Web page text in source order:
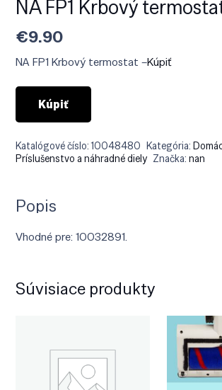
NA FP1 Krbový
€9.90
NA FP1 Krbový termostat –Kúpiť
Kúpiť
Katalógové číslo:10048480 Kategória:
Príslušenstvo a náhradné diely Značka:nan
Popis
Vhodné pre: 10032891.
Súvisiace produkty